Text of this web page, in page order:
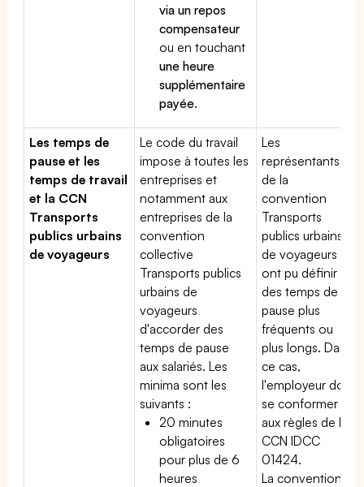
via un repos
compensateur
ou en touchant
une heure
supplémentaire
payée.
Les temps de
pause et les
temps de travail
et la CCN
Transports
publics urbains
de voyageurs
Le code du travail
impose à toutes les
entreprises et
notamment aux
entreprises de la
convention
collective
Transports publics
urbains de
voyageurs
d'accorder des
temps de pause
aux salariés. Les
minima sont les
suivants :
20 minutes
obligatoires
pour plus de 6
heures
Les
représentants
de la
convention
Transports
publics urbains
de voyageurs
ont pu définir
des temps de
pause plus
fréquents ou
plus longs. Dans
ce cas,
l'employeur doit
se conformer
aux règles de la
CCN IDCC
01424.
La convention